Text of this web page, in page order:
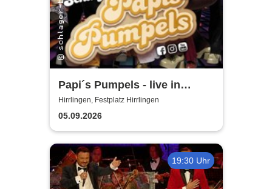
Papi´s Pumpels - live in
Hirrlingen
Hirrlingen, Festplatz Hirrlingen
05.09.2026
19:30 Uhr